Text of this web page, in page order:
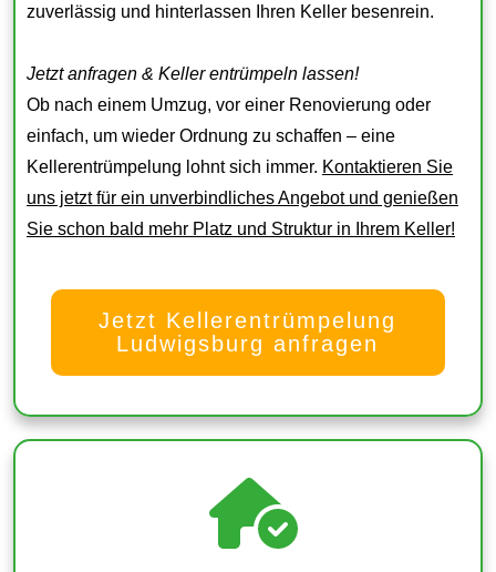
zuverlässig und hinterlassen Ihren Keller besenrein.
Jetzt anfragen & Keller entrümpeln lassen!
Ob nach einem Umzug, vor einer Renovierung oder
einfach, um wieder Ordnung zu schaffen – eine
Kellerentrümpelung lohnt sich immer. Kontaktieren Sie
uns jetzt für ein unverbindliches Angebot und genießen
Sie schon bald mehr Platz und Struktur in Ihrem Keller!
Jetzt Kellerentrümpelung
Ludwigsburg anfragen